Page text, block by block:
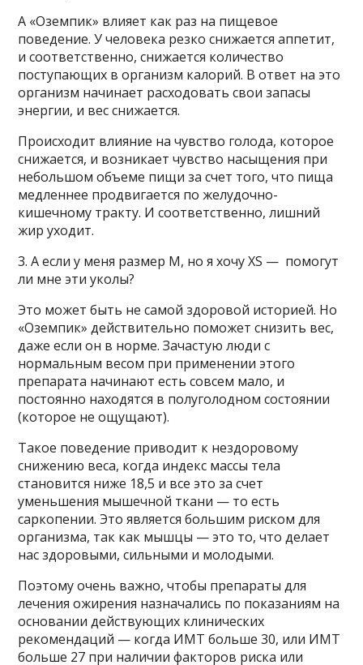
А «Оземпик» влияет как раз на пищевое
поведение. У человека резко снижается аппетит,
и соответственно, снижается количество
поступающих в организм калорий. В ответ на это
организм начинает расходовать свои запасы
энергии, и вес снижается.
Происходит влияние на чувство голода, которое
снижается, и возникает чувство насыщения при
небольшом объеме пищи за счет того, что пища
медленнее продвигается по желудочно-
кишечному тракту. И соответственно, лишний
жир уходит.
3. А если у меня размер М, но я хочу XS — помогут
ли мне эти уколы?
Это может быть не самой здоровой историей. Но
«Оземпик» действительно поможет снизить вес,
даже если он в норме. Зачастую люди с
нормальным весом при применении этого
препарата начинают есть совсем мало, и
постоянно находятся в полуголодном состоянии
(которое не ощущают).
Такое поведение приводит к нездоровому
снижению веса, когда индекс массы тела
становится ниже 18,5 и все это за счет
уменьшения мышечной ткани — то есть
саркопении. Это является большим риском для
организма, так как мышцы — это то, что делает
нас здоровыми, сильными и молодыми.
Поэтому очень важно, чтобы препараты для
лечения ожирения назначались по показаниям на
основании действующих клинических
рекомендаций — когда ИМТ больше 30, или ИМТ
больше 27 при наличии факторов риска или